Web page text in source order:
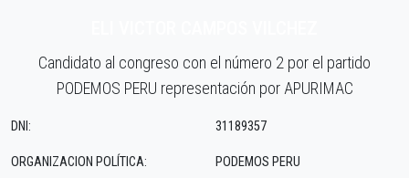
Candidato al congreso con el número 2 por el partido
PODEMOS PERU representación por APURIMAC
DNI:
ORGANIZACION POLÍTICA:
31189357
PODEMOS PERU